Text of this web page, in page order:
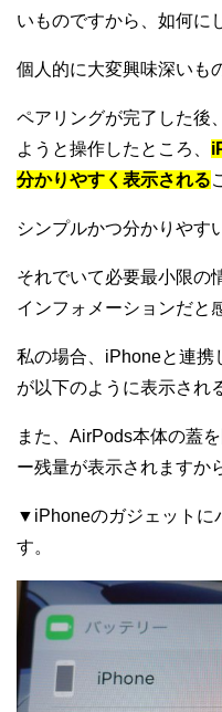
いものですから、如何に
個人的に大変興味深いも
ペアリングが完了した後
ようと操作したところ、
分かりやすく表示される
シンプルかつ分かりやす
それでいて必要最小限の
インフォメーションだと
私の場合、iPhoneと連携
が以下のように表示され
また、AirPods本体の蓋
ー残量が表示されますか
▼iPhoneのガジェットに
す。